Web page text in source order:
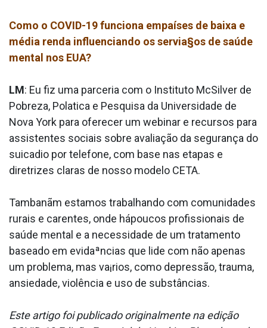
Como o COVID-19 funciona empaíses de baixa e
média renda influenciando os servia§os de saúde
mental nos EUA?
LM: Eu fiz uma parceria com o Instituto McSilver de
Pobreza, Pola­tica e Pesquisa da Universidade de
Nova York para oferecer um webinar e recursos para
assistentes sociais sobre avaliação da segurança do
suica­dio por telefone, com base nas etapas e
diretrizes claras de nosso modelo CETA.
Tambanãm estamos trabalhando com comunidades
rurais e carentes, onde hápoucos profissionais de
saúde mental e a necessidade de um tratamento
baseado em evidaªncias que lide com não apenas
um problema, mas va¡rios, como depressão, trauma,
ansiedade, violência e uso de substâncias.
Este artigo foi publicado originalmente na edição